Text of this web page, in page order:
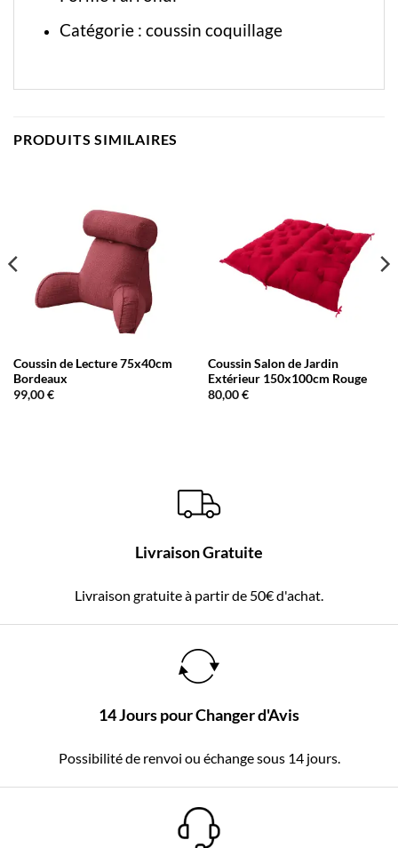
Catégorie : coussin coquillage
PRODUITS SIMILAIRES
Coussin de Lecture 75x40cm
Bordeaux
99,00€
Coussin Salon de Jardin
Extérieur 150x100cm Rouge
80,00€
Livraison Gratuite
Livraison gratuite à partir de 50€ d'achat.
14 Jours pour Changer d'Avis
Possibilité de renvoi ou échange sous 14 jours.